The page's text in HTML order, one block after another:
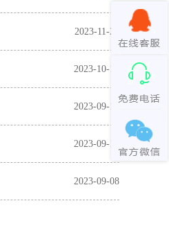
2023-11-23
2023-10-17
2023-09-18
2023-09-15
2023-09-08